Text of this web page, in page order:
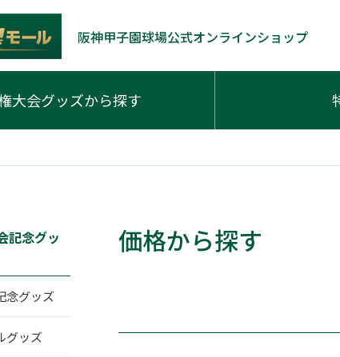
阪神甲子園球場公式オンラインショップ
大会グッズから探す
記念グッ
念グッズ
グッズ
価格から探す